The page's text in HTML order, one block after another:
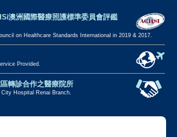
澳洲國際醫療照護標準委員會評鑑
on Healthcare Standards International in 2019 & 2017.
Provided.
轉診合作之醫療院所
Hospital Renai Branch.